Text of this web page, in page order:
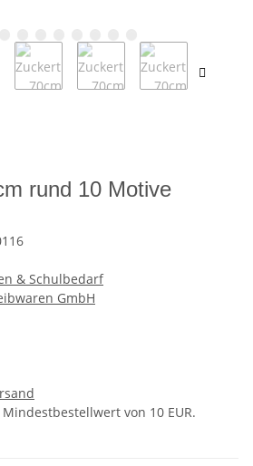
rund 10 Motive
& Schulbedarf
GmbH
von 10 EUR.